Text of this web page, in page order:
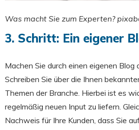
Was macht Sie zum Experten?
3. Schritt: Ein eigener
Machen Sie durch einen eigenen Blog
Schreiben Sie über die Ihnen
Themen der Branche. Hierbei ist es
regelmäßig neuen Input zu liefern.
Nachweis für Ihre Kunden, dass Sie